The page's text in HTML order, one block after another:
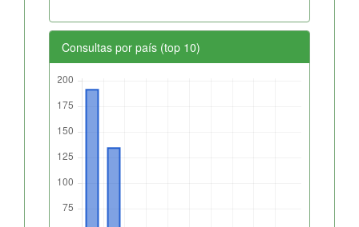
Consultas por país (top 10)